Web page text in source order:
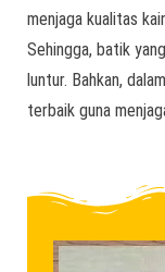
menjaga kualitas
Sehingga, batik
luntur. Bahkan,
terbaik guna